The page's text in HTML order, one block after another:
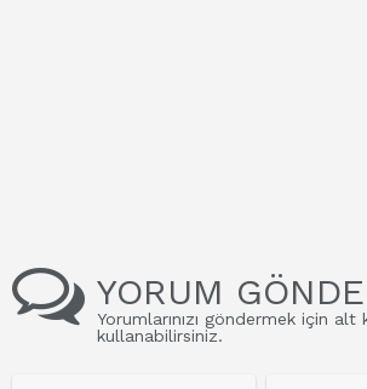
YORUM
Yorumlarınızı göndermek için alt
kullanabilirsiniz.